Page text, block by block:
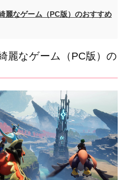
麗なゲーム（PC版）のおすすめ
麗なゲーム（PC版）の